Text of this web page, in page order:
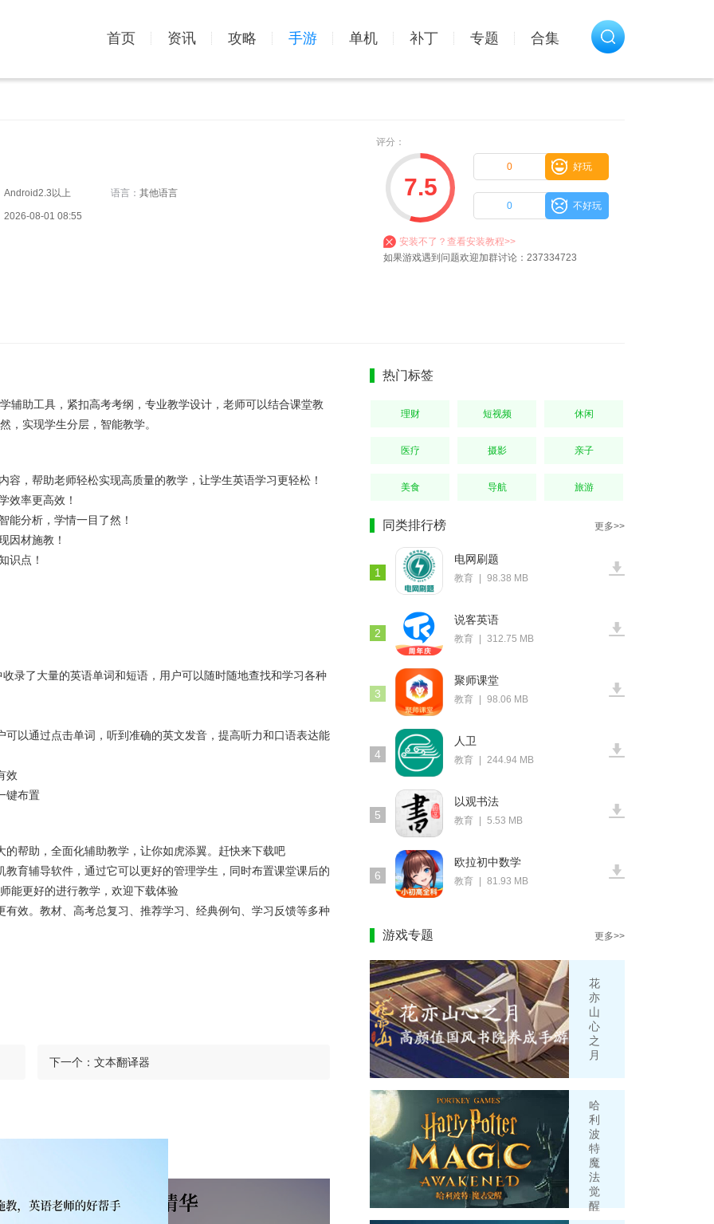
首页 资讯 攻略 手游 单机 补丁 专题 合集
评分：
7.5
好玩
0
不好玩
0
Android2.3以上 语言： 其他语言
2026-08-01 08:55
安装不了？查看安装教程>>
如果游戏遇到问题欢迎加群讨论：237334723
辅助工具，紧扣高考考纲，专业教学设计，老师可以结合课堂教
，实现学生分层，智能教学。
，帮助老师轻松实现高质量的教学，让学生英语学习更轻松！
效率更高效！
能分析，学情一目了然！
因材施教！
识点！
录了大量的英语单词和短语，用户可以随时随地查找和学习各种
以通过点击单词，听到准确的英文发音，提高听力和口语表达能
效
键布置
帮助，全面化辅助教学，让你如虎添翼。赶快来下载吧
育辅导软件，通过它可以更好的管理学生，同时布置课堂课后的
能更好的进行教学，欢迎下载体验
效。教材、高考总复习、推荐学习、经典例句、学习反馈等多种
下一个： 文本翻译器
热门标签
理财 短视频 休闲
医疗 摄影 亲子
美食 导航 旅游
同类排行榜 更多>>
1
电网刷题
教育 98.38 MB
2
说客英语
教育 312.75 MB
3
聚师课堂
教育 98.06 MB
4
人卫
教育 244.94 MB
5
以观书法
教育 5.53 MB
6
欧拉初中数学
教育 81.93 MB
游戏专题 更多>>
花
亦
山
心
之
月
哈
利
波
特
魔
法
觉
醒